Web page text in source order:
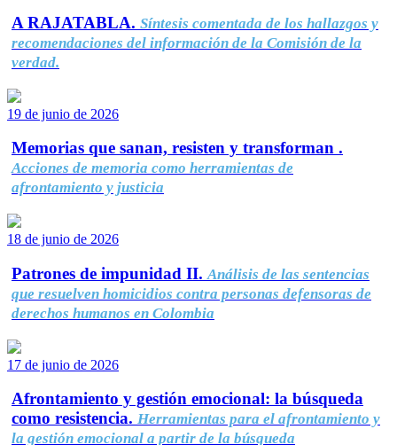
A RAJATABLA. Síntesis comentada de los hallazgos y
recomendaciones del información de la Comisión de la
verdad.
19 de junio de 2026
Memorias que sanan, resisten y transforman .
Acciones de memoria como herramientas de
afrontamiento y justicia
18 de junio de 2026
Patrones de impunidad II. Análisis de las sentencias
que resuelven homicidios contra personas defensoras de
derechos humanos en Colombia
17 de junio de 2026
Afrontamiento y gestión emocional: la búsqueda
como resistencia. Herramientas para el afrontamiento y
la gestión emocional a partir de la búsqueda